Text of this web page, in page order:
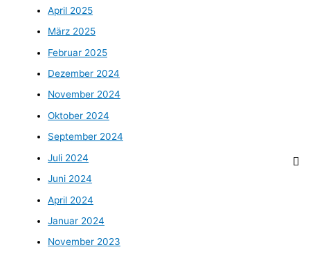
April 2025
März 2025
Februar 2025
Dezember 2024
November 2024
Oktober 2024
September 2024
Juli 2024
Juni 2024
April 2024
Januar 2024
November 2023